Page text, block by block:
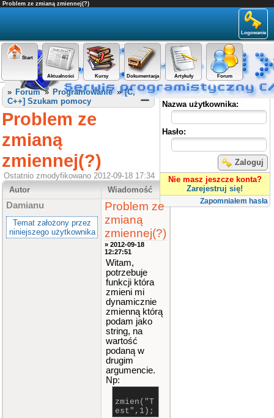
Problem ze zmianą zmiennej(?)
Logowanie
Start
Aktualności Kursy Dokumentacja Artykuły Forum
Panel użytkownika
Nazwa użytkownika:
Hasło:
Zaloguj
Nie masz jeszcze konta?
Zarejestruj się!
Zapomniałem hasła
» Forum» Programowanie»[C,
C++] Szukam pomocy
Problem ze
zmianą
zmiennej(?)
Ostatnio zmodyfikowano 2012-09-18 17:34
Autor
Wiadomość
Damianu
Temat założony przez
niniejszego użytkownika
Problem ze
zmianą
zmiennej(?)
» 2012-09-18
12:27:51
Witam,
potrzebuje
funkcji która
zmieni mi
dynamicznie
zmienną którą
podam jako
string, na
wartość
podaną w
drugim
argumencie.
Np:
zmien("T
est",1);